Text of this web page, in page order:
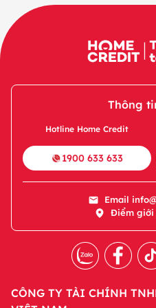
Thông
Hotline Home Credit
1900 633 633
Email
Điểm giới
CÔNG TY TÀI CHÍNH